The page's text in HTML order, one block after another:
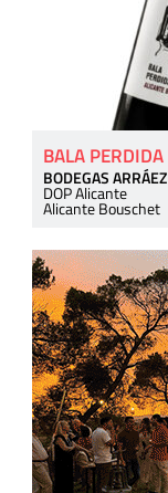
BALA PERDIDA
BODEGAS ARRÁEZ
DOP Alicante
Alicante Bouschet